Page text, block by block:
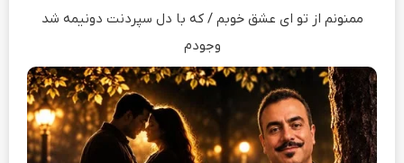
ممنونم از تو ای عشق خوبم / که با دل سپردنت دونیمه شد
وجودم